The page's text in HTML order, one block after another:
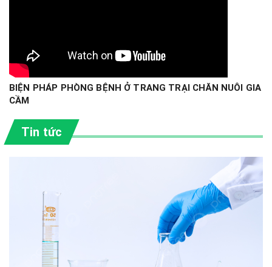
BIỆN PHÁP PHÒNG BỆNH Ở TRANG TRẠI CHĂN NUÔI GIA
CẦM
Tin tức